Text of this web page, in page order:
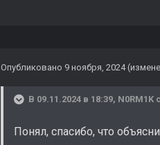
Опубликовано 9 ноября, 2024
В 09.11.2024 в 18:39, N0RM1K
Понял, спасибо, что